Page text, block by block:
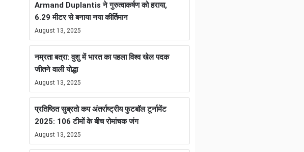
Armand Duplantis ने गुरुत्वाकर्षण को हराया,
6.29 मीटर से बनाया नया कीर्तिमान
August 13, 2025
नम्रता बत्रा: वुशु में भारत का पहला विश्व खेल पदक
जीतने वाली योद्धा
August 13, 2025
प्रतिष्ठित सुब्रतो कप अंतर्राष्ट्रीय फुटबॉल टूर्नामेंट
2025: 106 टीमों के बीच रोमांचक जंग
August 13, 2025